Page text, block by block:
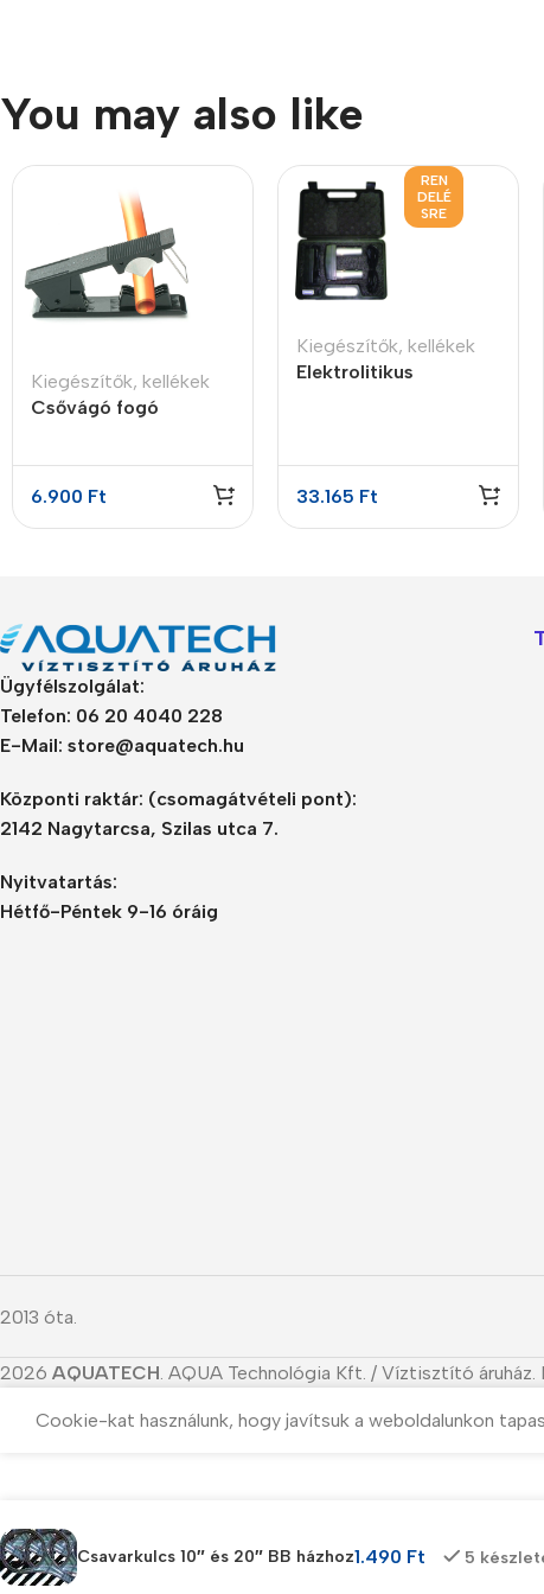
You may also like
Kiegészítők, kellékek
Csővágó fogó
6.900 Ft
REN
DELÉ
SRE
Kiegészítők, kellékek
Elektrolitikus
33.165 Ft
Ügyfélszolgálat:
Telefon: 06 20 4040 228
E-Mail: store@aquatech.hu
Központi raktár: (csomagátvételi pont):
2142 Nagytarcsa, Szilas utca 7.
Nyitvatartás:
Hétfő-Péntek 9-16 óráig
2013 óta.
2026 AQUATECH. AQUA Technológia Kft. / Víztisztító áruház.
Cookie-kat használunk, hogy javítsuk a weboldalunkon
Csavarkulcs 10″ és 20″ BB házhoz1.490 Ft 5